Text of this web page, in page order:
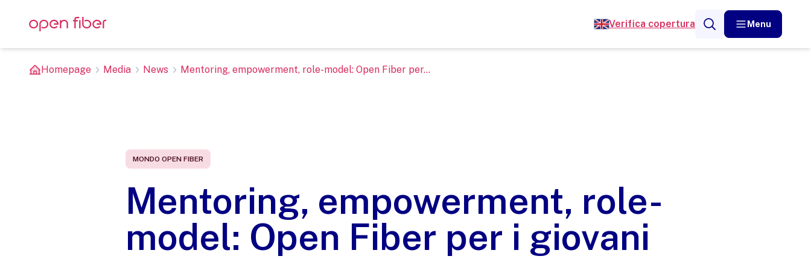
Verifica copertura Menu
Homepage Media News Mentoring, empowerment, role-model: Open Fiber per...
MONDO OPEN FIBER
Mentoring, empowerment, role-
model: Open Fiber per i giovani